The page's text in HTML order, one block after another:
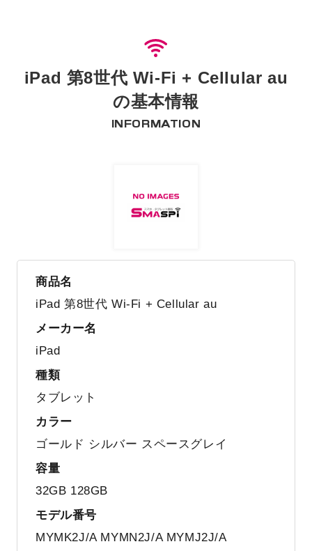
iPad 第8世代 Wi-Fi + Cellular au
の基本情報
INFORMATION
商品名
iPad 第8世代 Wi-Fi + Cellular au
メーカー名
iPad
種類
タブレット
カラー
ゴールド シルバー スペースグレイ
容量
32GB 128GB
モデル番号
MYMK2J/A MYMN2J/A MYMJ2J/A